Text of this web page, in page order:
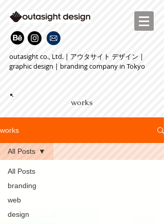
outasight co., Ltd. | アウタサイト デザイン |
graphic design | branding company in Tokyo
works
works
All Posts
branding
web
design
All Posts